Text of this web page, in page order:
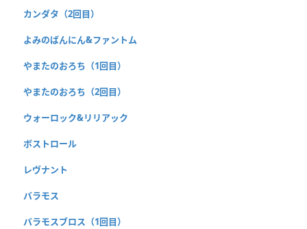
カンダタ（2回目）
よみのばんにん&ファントム
やまたのおろち（1回目）
やまたのおろち（2回目）
ウォーロック&リリアック
ボストロール
レヴナント
バラモス
バラモスブロス（1回目）